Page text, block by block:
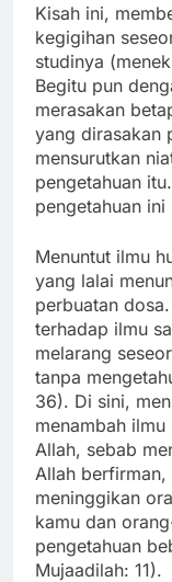
Kisah ini,
kegigihan
studinya
Begitu pun
merasakan
yang dirasakan
mensurutkan
pengetahuan
pengetahuan
Menuntut ilmu
yang lalai
perbuatan
terhadap ilmu
melarang
tanpa
36). Di sini,
menambah
Allah, sebab
Allah
meninggikan
kamu dan
pengetahuan
Mujaadilah: 11).